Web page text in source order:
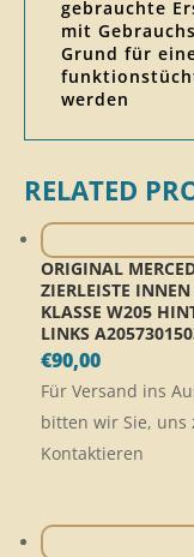
gebrauchte
mit
Grund für
werden
RELATED
ORIGINAL
ZIERLEISTE INNEN
KLASSE W205
LINKS
€90,00
Für Versand ins
bitten wir Sie, uns
Kontaktieren